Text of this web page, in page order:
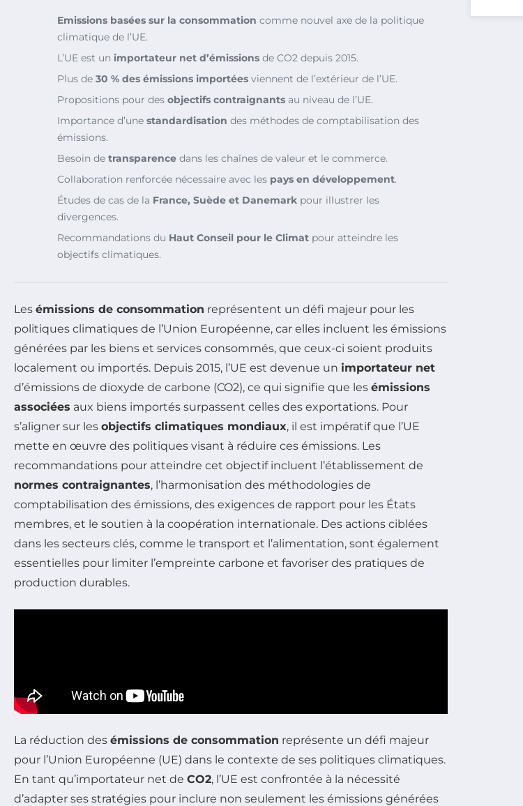
Emissions basées sur la consommation comme nouvel axe de la politique
climatique de l’UE.
L’UE est un importateur net d’émissions de CO2 depuis 2015.
Plus de 30 % des émissions importées viennent de l’extérieur de l’UE.
Propositions pour des objectifs contraignants au niveau de l’UE.
Importance d’une standardisation des méthodes de comptabilisation des
émissions.
Besoin de transparence dans les chaînes de valeur et le commerce.
Collaboration renforcée nécessaire avec les pays en développement.
Études de cas de la France, Suède et Danemark pour illustrer les
divergences.
Recommandations du Haut Conseil pour le Climat pour atteindre les
objectifs climatiques.
Les émissions de consommation représentent un défi majeur pour les
politiques climatiques de l’Union Européenne, car elles incluent les émissions
générées par les biens et services consommés, que ceux-ci soient produits
localement ou importés. Depuis 2015, l’UE est devenue un importateur net
d’émissions de dioxyde de carbone (CO2), ce qui signifie que les émissions
associées aux biens importés surpassent celles des exportations. Pour
s’aligner sur les objectifs climatiques mondiaux, il est impératif que l’UE
mette en œuvre des politiques visant à réduire ces émissions. Les
recommandations pour atteindre cet objectif incluent l’établissement de
normes contraignantes, l’harmonisation des méthodologies de
comptabilisation des émissions, des exigences de rapport pour les États
membres, et le soutien à la coopération internationale. Des actions ciblées
dans les secteurs clés, comme le transport et l’alimentation, sont également
essentielles pour limiter l’empreinte carbone et favoriser des pratiques de
production durables.
La réduction des émissions de consommation représente un défi majeur
pour l’Union Européenne (UE) dans le contexte de ses politiques climatiques.
En tant qu’importateur net de CO2, l’UE est confrontée à la nécessité
d’adapter ses stratégies pour inclure non seulement les émissions générées